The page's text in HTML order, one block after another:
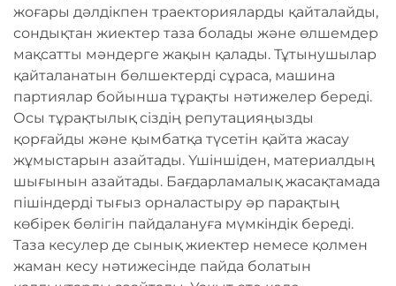
жоғары дәлдікпен траекторияларды қайталайды,
сондықтан жиектер таза болады және өлшемдер
мақсатты мәндерге жақын қалады. Тұтынушылар
қайталанатын бөлшектерді сұраса, машина
партиялар бойынша тұрақты нәтижелер береді.
Осы тұрақтылық сіздің репутацияңызды
қорғайды және қымбатқа түсетін қайта жасау
жұмыстарын азайтады. Үшіншіден, материалдың
шығынын азайтады. Бағдарламалық жасақтамада
пішіндерді тығыз орналастыру әр парақтың
көбірек бөлігін пайдалануға мүмкіндік береді.
Таза кесулер де сынық жиектер немесе қолмен
жаман кесу нәтижесінде пайда болатын